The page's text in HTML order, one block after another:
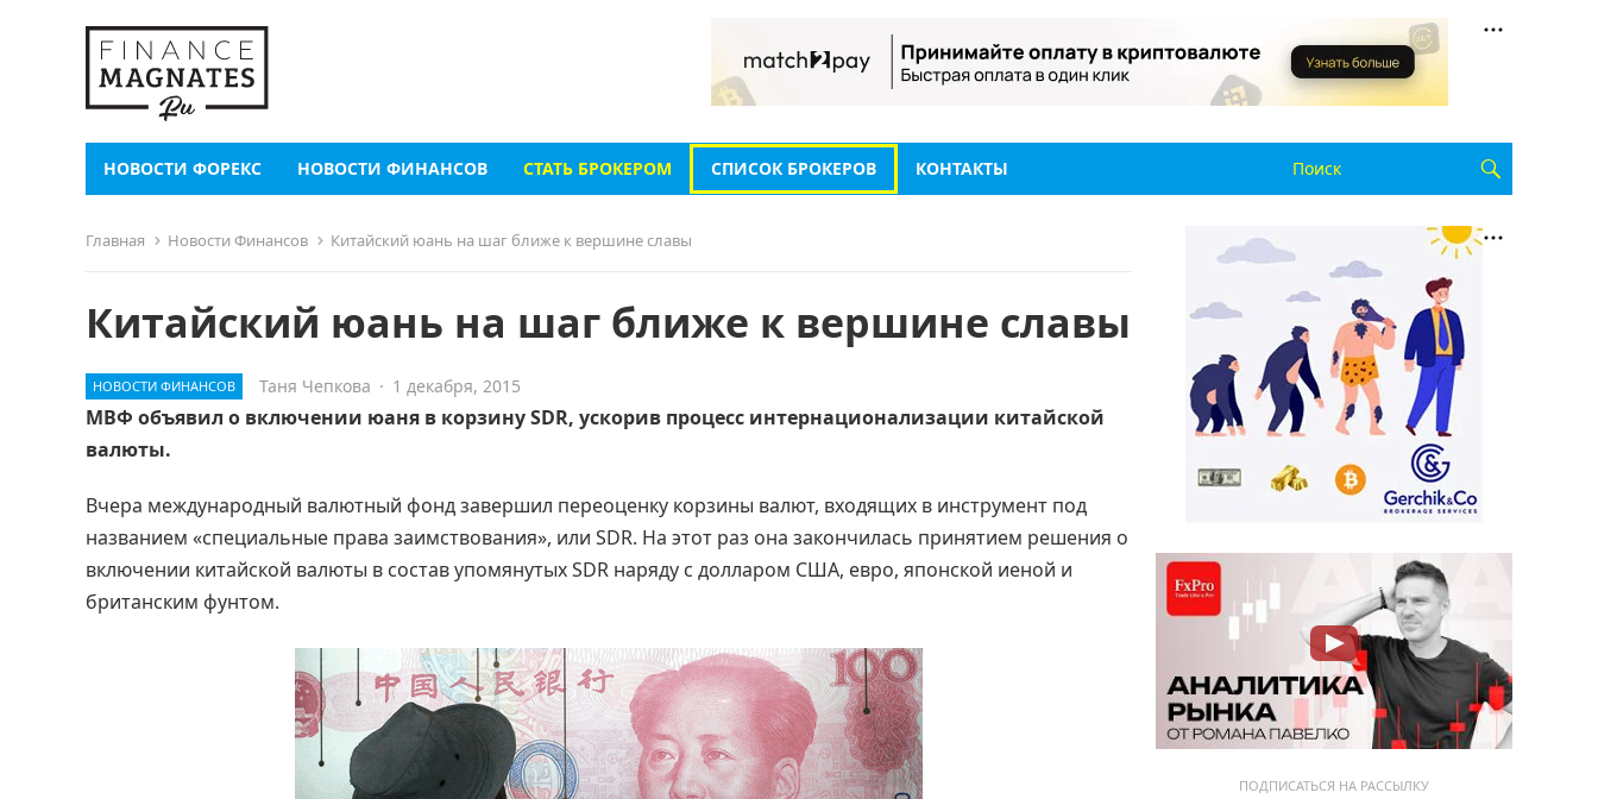
НОВОСТИ ФОРЕКС НОВОСТИ ФИНАНСОВ СТАТЬ БРОКЕРОМ СПИСОК БРОКЕРОВ КОНТАКТЫ
Главная Новости Финансов Китайский юань на шаг ближе к вершине славы
Китайский юань на шаг ближе к вершине славы
НОВОСТИ ФИНАНСОВ Таня Чепкова · 1 декабря, 2015
МВФ объявил о включении юаня в корзину SDR, ускорив процесс интернационализации китайской
валюты.
Вчера международный валютный фонд завершил переоценку корзины валют, входящих в инструмент под
названием «специальные права заимствования», или SDR. На этот раз она закончилась принятием решения о
включении китайской валюты в состав упомянутых SDR наряду с долларом США, евро, японской иеной и
британским фунтом.
ПОДПИСАТЬСЯ НА РАССЫЛКУ